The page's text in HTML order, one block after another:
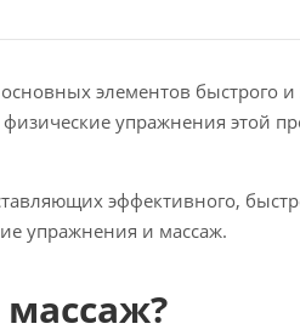
элементов быстрого
упражнения этой
эффективного,
упражнения и массаж.